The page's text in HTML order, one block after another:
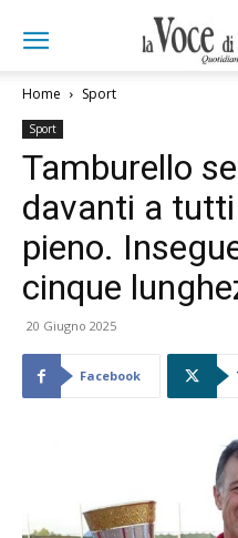
Home Sport
Sport
Tamburello
davanti a
pieno.
cinque
20 Giugno 2025
Facebook